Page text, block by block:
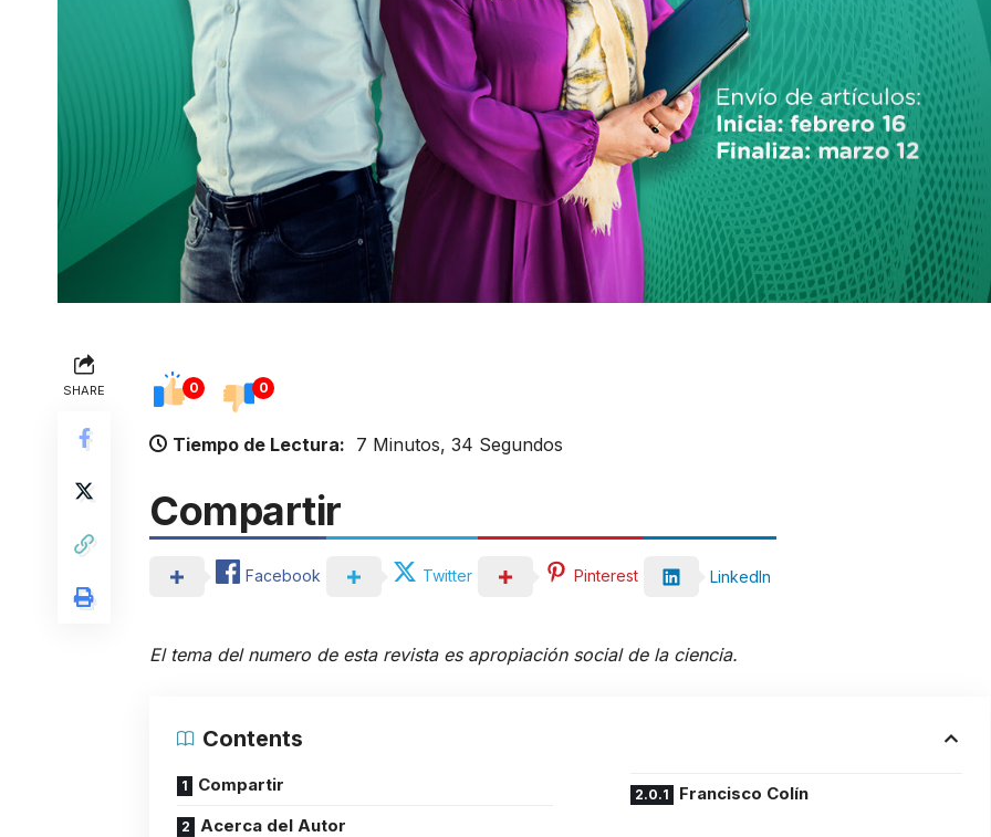
SHARE 0 0
Tiempo de Lectura: 7 Minutos, 34 Segundos
Compartir
Facebook Twitter Pinterest LinkedIn
El tema del numero de esta revista es apropiación social de la ciencia.
Contents
Compartir
Acerca del Autor
Francisco Colín